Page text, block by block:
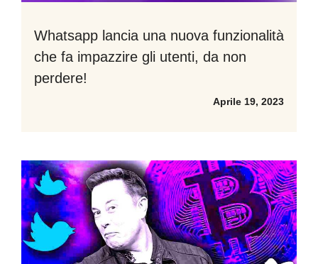
Whatsapp lancia una nuova funzionalità
che fa impazzire gli utenti, da non
perdere!
Aprile 19, 2023